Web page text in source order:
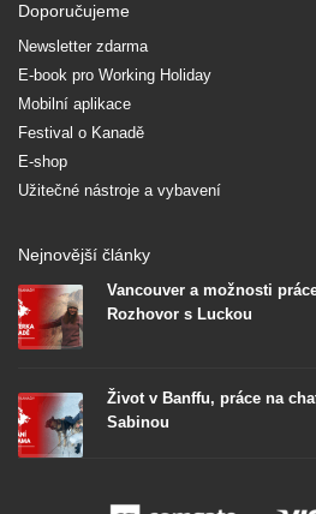
Doporučujeme
Newsletter zdarma
E-book pro Working Holiday
Mobilní aplikace
Festival o Kanadě
E-shop
Užitečné nástroje a vybavení
Nejnovější články
Vancouver a možnosti
Rozhovor s Luckou
Život v Banffu, práce na
Sabinou